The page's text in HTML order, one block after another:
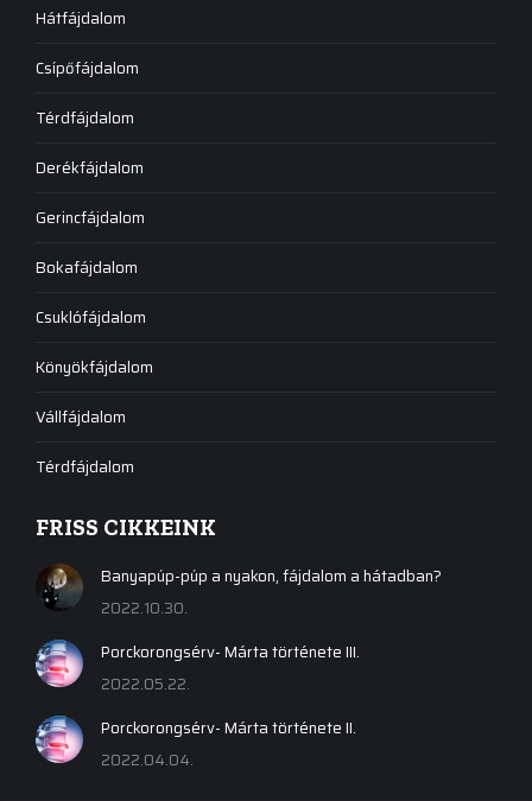
Hátfájdalom
Csípőfájdalom
Térdfájdalom
Derékfájdalom
Gerincfájdalom
Bokafájdalom
Csuklófájdalom
Könyökfájdalom
Vállfájdalom
Térdfájdalom
FRISS CIKKEINK
Banyapúp-púp a nyakon, fájdalom a hátadban?
2022.10.30.
Porckorongsérv- Márta története III.
2022.05.22.
Porckorongsérv- Márta története II.
2022.04.04.